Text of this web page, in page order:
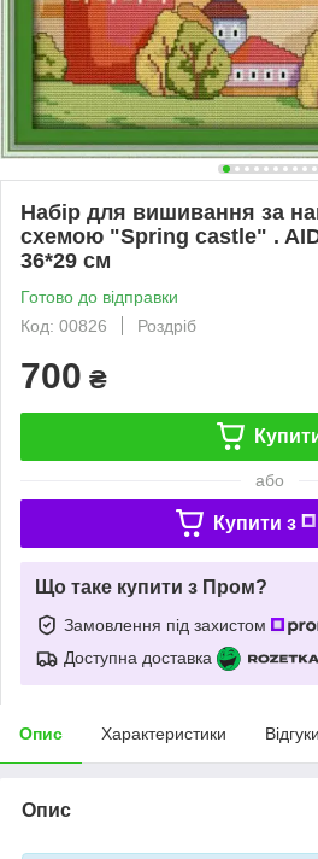
Набір для вишивання за
схемою "Spring castle" .
36*29 см
Готово до відправки
Код: 00826
Роздріб
700 ₴
або
Купити з
Що таке купити з Пром?
Замовлення під захистом
Доступна доставка
Опис Характеристики
Опис